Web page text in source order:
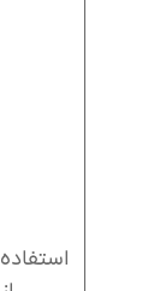
استفاده